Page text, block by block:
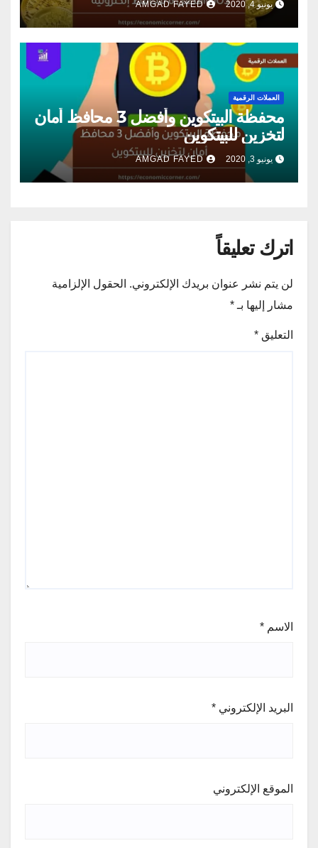
يونيو 4, 2020 AMGAD FAYED
العملات الرقمية
محفظة البيتكوين وأفضل 3 محافظ أمان
لتخزين للبيتكوين
يونيو 3, 2020 AMGAD FAYED
اترك تعليقاً
لن يتم نشر عنوان بريدك الإلكتروني. الحقول الإلزامية
مشار إليها بـ *
التعليق *
الاسم *
البريد الإلكتروني *
الموقع الإلكتروني